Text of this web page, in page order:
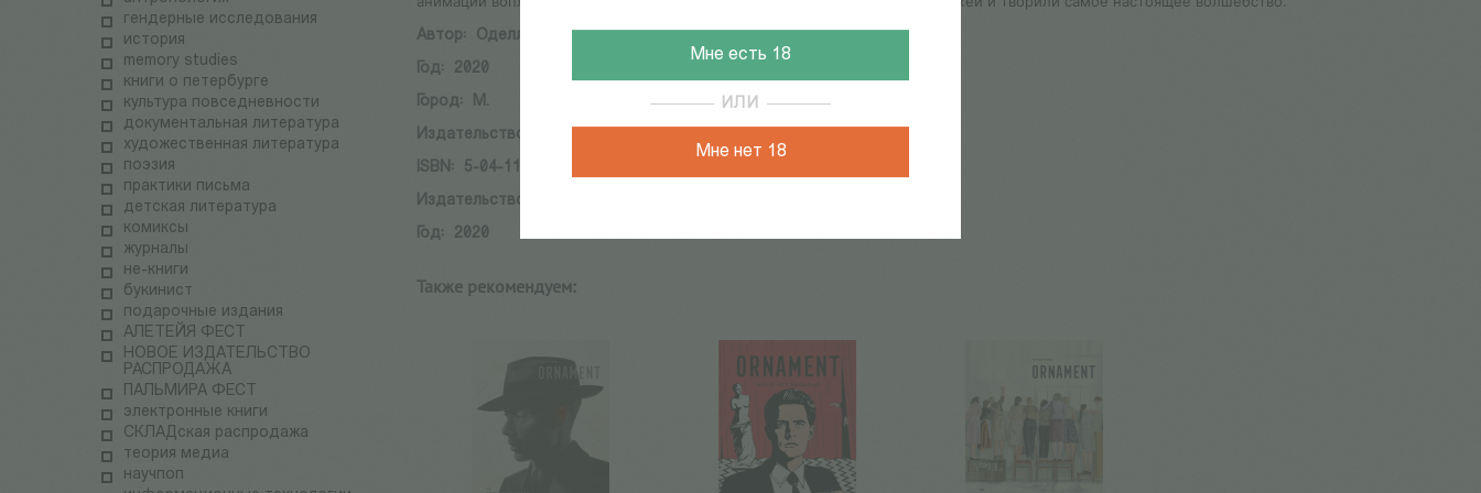
Мне есть 18
ИЛИ
Мне нет 18
гендерные исследования
история
memory studies
книги о петербурге
культура повседневности
документальная литература
художественная литература
поэзия
практики письма
детская литература
комиксы
журналы
не-книги
букинист
подарочные издания
АЛЕТЕЙЯ ФЕСТ
НОВОЕ ИЗДАТЕЛЬСТВО
РАСПРОДАЖА
ПАЛЬМИРА ФЕСТ
электронные книги
СКЛАДская распродажа
теория медиа
научпоп
Автор:
Оделл К., Ле Блан М.
Год:
2020
Город:
М.
Издательство:
ISBN:
5-04-110574-7
Издательство:
Год:
2020
Также рекомендуем: